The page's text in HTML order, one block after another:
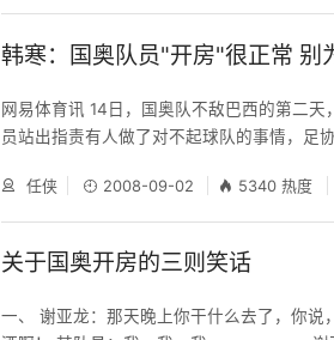
根本没有必要去
韩寒：国奥队员"开房"很正常 别
网易体育讯 14日，国奥队不敌巴西的第二
员站出指责有人做了对不起球队的事情，足
直是在拿球队的荣誉当儿戏，这件事情不会
开房的人，我们会继续调查下去。” 对此，
搞》，称国奥的失利和球员开房没有多大关
任侠 2008-09-02 5340 热度
关于国奥开房的三则笑话
一、 谢亚龙：那天晚上你干什么去了，你说